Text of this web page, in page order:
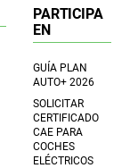
PARTICIPA
EN
GUÍA PLAN
AUTO+ 2026
SOLICITAR
CERTIFICADO
CAE PARA
COCHES
ELÉCTRICOS